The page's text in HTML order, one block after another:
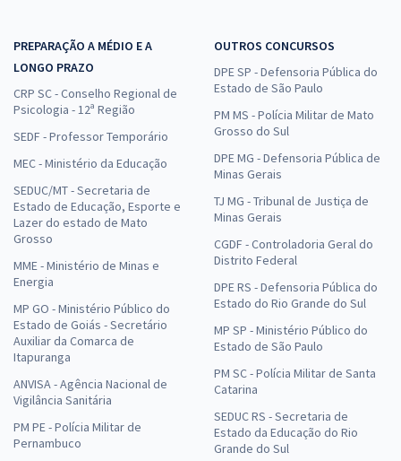
PREPARAÇÃO A MÉDIO E A
LONGO PRAZO
CRP SC - Conselho Regional de
Psicologia - 12ª Região
SEDF - Professor Temporário
MEC - Ministério da Educação
SEDUC/MT - Secretaria de
Estado de Educação, Esporte e
Lazer do estado de Mato
Grosso
MME - Ministério de Minas e
Energia
MP GO - Ministério Público do
Estado de Goiás - Secretário
Auxiliar da Comarca de
Itapuranga
ANVISA - Agência Nacional de
Vigilância Sanitária
PM PE - Polícia Militar de
Pernambuco
OUTROS CONCURSOS
DPE SP - Defensoria Pública do
Estado de São Paulo
PM MS - Polícia Militar de Mato
Grosso do Sul
DPE MG - Defensoria Pública de
Minas Gerais
TJ MG - Tribunal de Justiça de
Minas Gerais
CGDF - Controladoria Geral do
Distrito Federal
DPE RS - Defensoria Pública do
Estado do Rio Grande do Sul
MP SP - Ministério Público do
Estado de São Paulo
PM SC - Polícia Militar de Santa
Catarina
SEDUC RS - Secretaria de
Estado da Educação do Rio
Grande do Sul